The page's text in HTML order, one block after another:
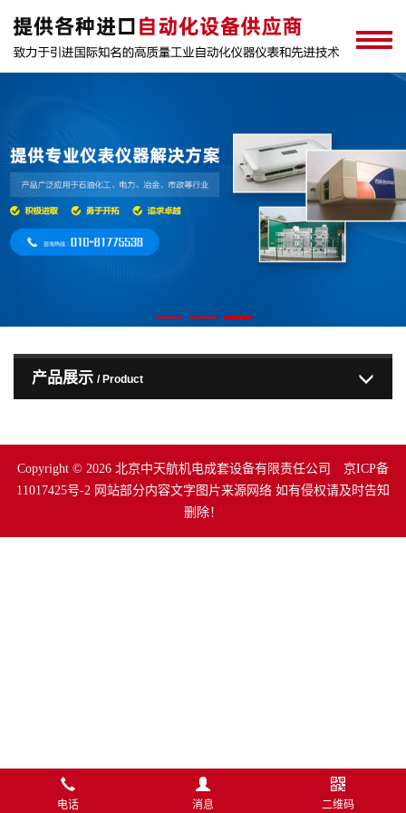
产品展示 / Product
Copyright © 2026 北京中天航机电成套设备有限责任公司 京ICP备
11017425号-2 网站部分内容文字图片来源网络 如有侵权请及时告知
删除！
电话 消息 二维码